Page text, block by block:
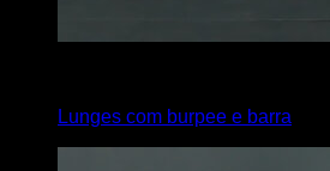
Lunges com burpee e barra